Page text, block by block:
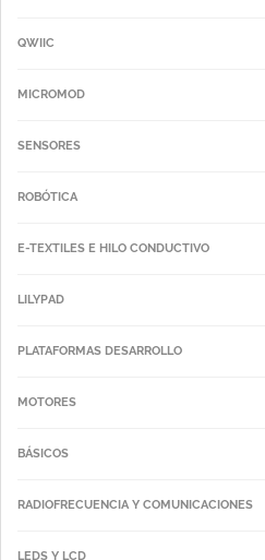
QWIIC
MICROMOD
SENSORES
ROBÓTICA
E-TEXTILES E HILO CONDUCTIVO
LILYPAD
PLATAFORMAS DESARROLLO
MOTORES
BÁSICOS
RADIOFRECUENCIA Y COMUNICACIONES
LEDS Y LCD